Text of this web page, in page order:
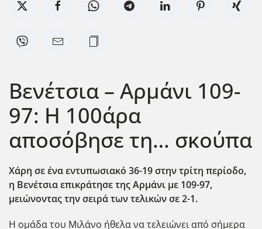
Βενέτσια – Αρμάνι 109-
97: Η 100άρα
αποσόβησε τη… σκούπα
Χάρη σε ένα εντυπωσιακό 36-19 στην τρίτη περίοδο,
η Βενέτσια επικράτησε της Αρμάνι με 109-97,
μειώνοντας την σειρά των τελικών σε 2-1.
Η ομάδα του Μιλάνο ήθελα να τελειώνει από σήμερα